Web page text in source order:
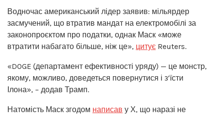
Водночас американський лідер заявив: мільярдер
засмучений, що втратив мандат на електромобілі за
законопроєктом про податки, однак Маск «може
втратити набагато більше, ніж це», цитує Reuters.
«DOGE (департамент ефективності уряду) — це монстр,
якому, можливо, доведеться повернутися і з’їсти
Ілона», – додав Трамп.
Натомість Маск згодом написав у Х, що наразі не